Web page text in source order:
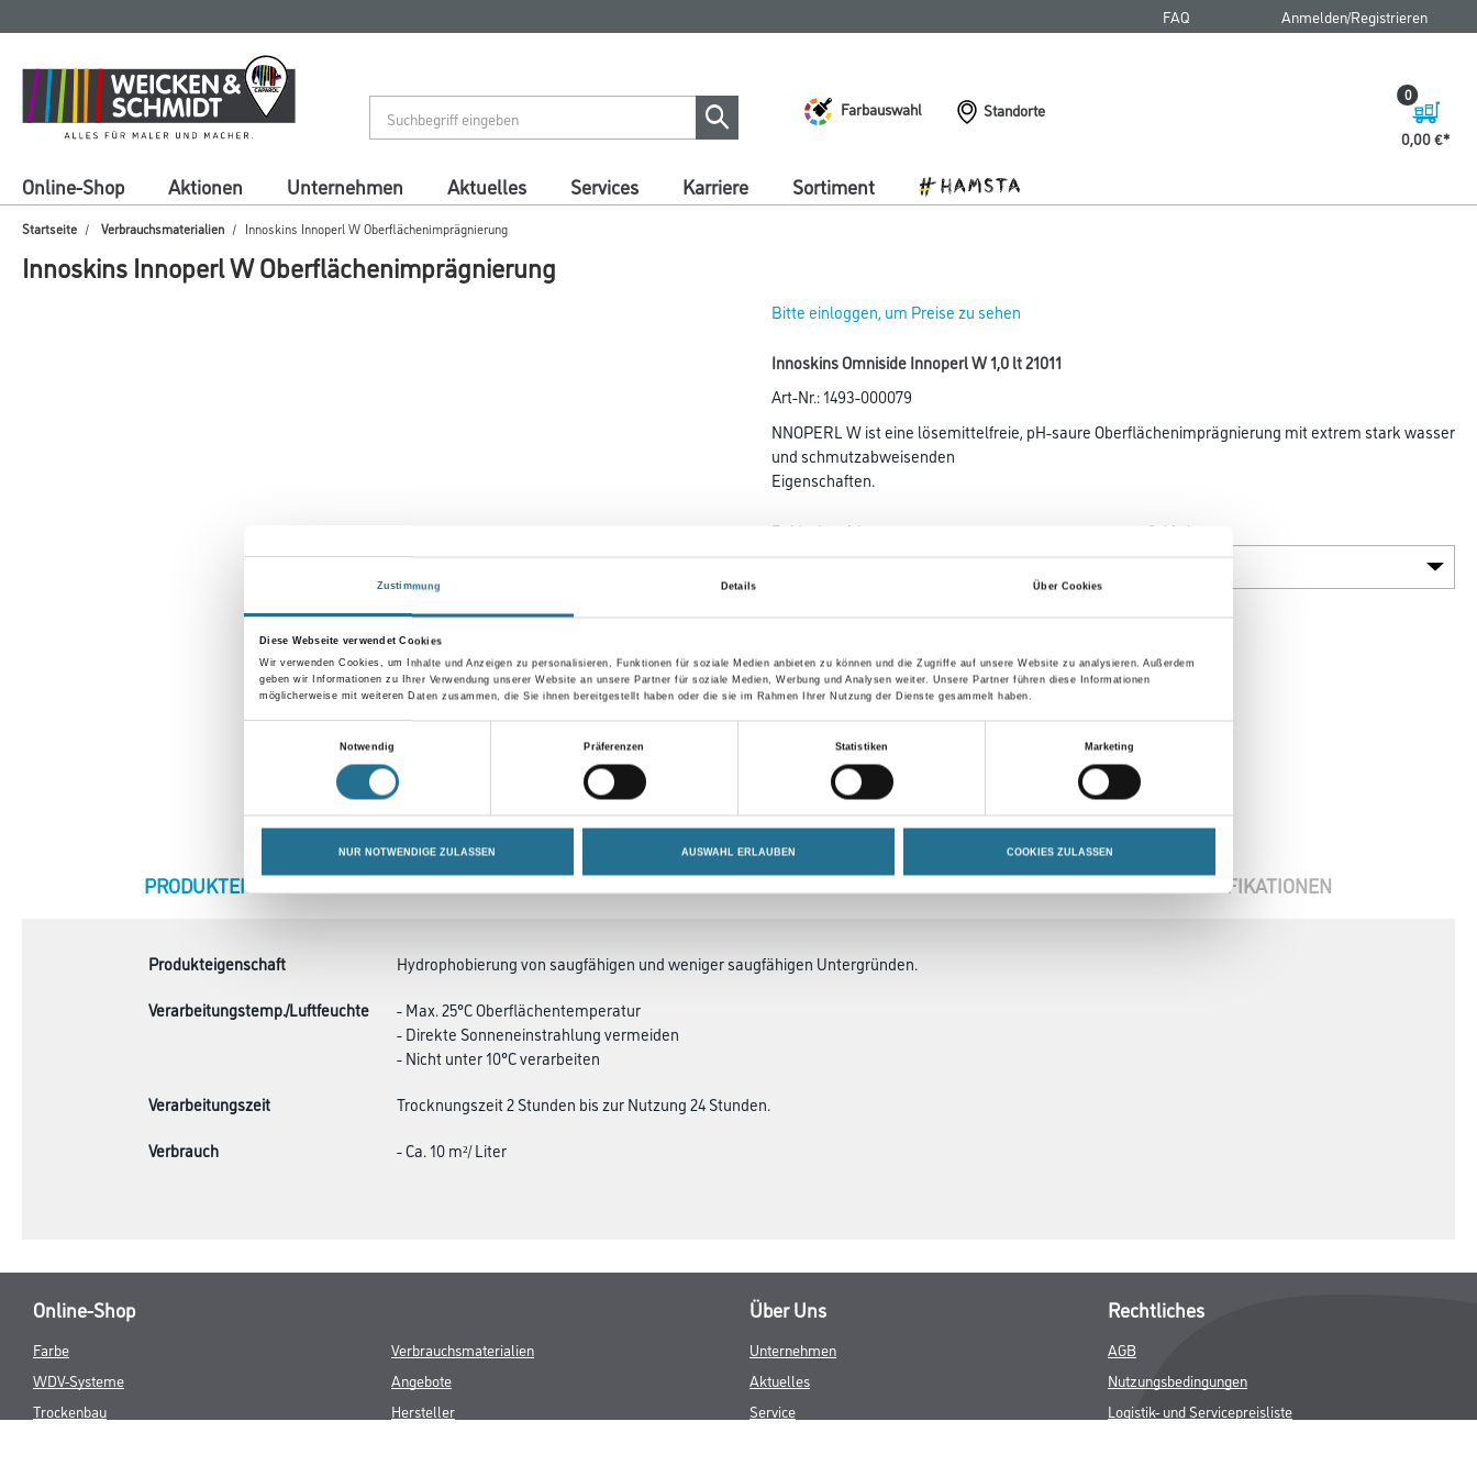
Zustimmung Details Über Cookies
Diese Webseite verwendet Cookies
Wir verwenden Cookies, um Inhalte und Anzeigen zu personalisieren, Funktionen für soziale Medien anbieten zu können und die Zugriffe auf unsere Website zu analysieren. Außerdem
geben wir Informationen zu Ihrer Verwendung unserer Website an unsere Partner für soziale Medien, Werbung und Analysen weiter. Unsere Partner führen diese Informationen
möglicherweise mit weiteren Daten zusammen, die Sie ihnen bereitgestellt haben oder die sie im Rahmen Ihrer Nutzung der Dienste gesammelt haben.
Notwendig
Präferenzen Statistiken Marketing
NUR NOTWENDIGE ZULASSEN AUSWAHL ERLAUBEN COOKIES ZULASSEN
springen
springen
FAQ Anmelden/Registrieren
Farbauswahl
Standorte
0,00 €
0
Online-Shop Aktionen Unternehmen Aktuelles Services Karriere Sortiment
Startseite Verbrauchsmaterialien Innoskins Innoperl W Oberflächenimprägnierung
Innoskins Innoperl W Oberflächenimprägnierung
Bitte einloggen, um Preise zu sehen
Innoskins Omniside Innoperl W 1,0 lt 21011
Art-Nr.:1493-000079
NNOPERL W ist eine lösemittelfreie, pH-saure Oberflächenimprägnierung mit extrem stark wasser
und schmutzabweisenden
Eigenschaften.
Farbtonbezeichnung Gebinde
Umrechnungsfaktoren
CURRENT
PRODUKTEIGENSCHAFTEN ZUSATZINFOS GEFAHRENHINWEISE DATENBLÄTTER SPEZIFIKATIONEN
Produkteigenschaft
Hydrophobierung von saugfähigen und weniger saugfähigen Untergründen.
Verarbeitungstemp./Luftfeuchte
- Max. 25°C Oberflächentemperatur
- Direkte Sonneneinstrahlung vermeiden
- Nicht unter 10°C verarbeiten
Verarbeitungszeit
Trocknungszeit 2 Stunden bis zur Nutzung 24 Stunden.
Verbrauch
- Ca. 10 m²/ Liter
Online-Shop
Farbe
WDV-Systeme
Trockenbau
Verbrauchsmaterialien
Angebote
Hersteller
Über Uns
Unternehmen
Aktuelles
Service
Rechtliches
AGB
Nutzungsbedingungen
Logistik- und Servicepreisliste